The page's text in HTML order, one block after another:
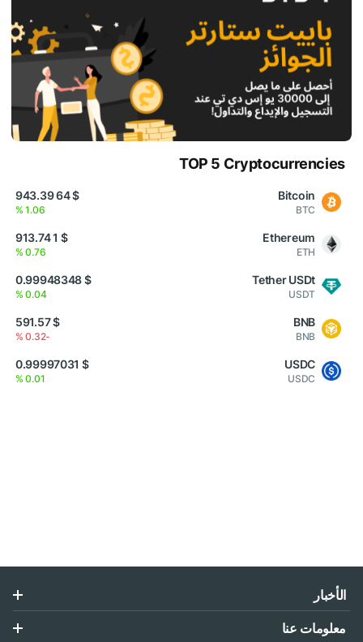
TOP 5 Cryptocurrencies
Bitcoin
BTC
$ 64 943.39
1.06 %
Ethereum
ETH
$ 1 913.74
0.76 %
Tether USDt
USDT
$ 0.99948348
0.04 %
BNB
BNB
$ 591.57
-0.32 %
USDC
USDC
$ 0.99997031
0.01 %
الأخبار
معلومات عنا